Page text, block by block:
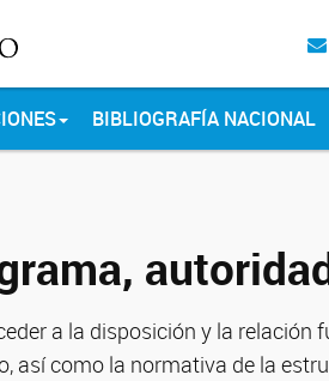
BIBLIOGRAFÍA NACIONAL
a la disposición y la
así como la normativa de la